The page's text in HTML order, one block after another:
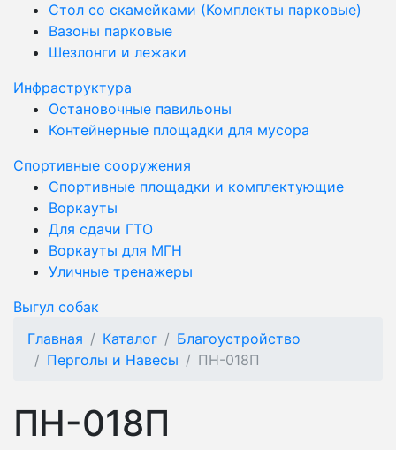
Стол со скамейками (Комплекты парковые)
Вазоны парковые
Шезлонги и лежаки
Инфраструктура
Остановочные павильоны
Контейнерные площадки для мусора
Спортивные сооружения
Спортивные площадки и комплектующие
Воркауты
Для сдачи ГТО
Воркауты для МГН
Уличные тренажеры
Выгул собак
Главная
Каталог
Благоустройство
Перголы и Навесы
ПН-018П
ПН-018П